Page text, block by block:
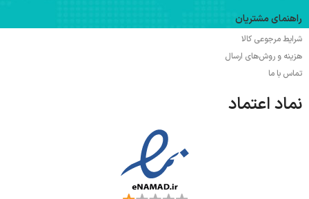
راهنمای مشتریان
شرایط مرجوعی کالا
هزینه و روش‌های ارسال
تماس با ما
نماد اعتماد